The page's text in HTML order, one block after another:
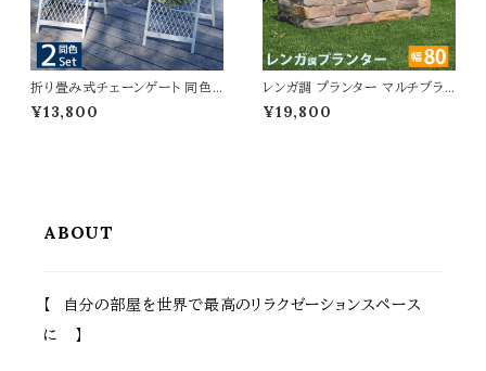
折り畳み式チェーンゲート 同色2
セット マットブラック ブルーグレ
ー アイボリーホワイト 自立式ゲー
¥13,800
レンガ調 プランター マルチブラ
ウン 茶色 植木鉢 82cm幅 鉢植
え 水抜き穴付き 幅82cm 奥行3
¥19,800
ABOUT
【 自分の部屋を世界で最高のリラクゼーションスペース
に 】